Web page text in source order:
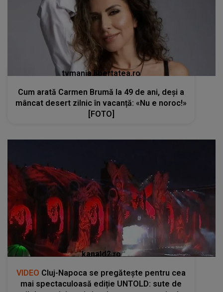
tvmania.libertatea.ro
Cum arată Carmen Brumă la 49 de ani, deși a
mâncat desert zilnic în vacanță: «Nu e noroc!»
[FOTO]
kanald2.ro
VIDEO Cluj-Napoca se pregătește pentru cea
mai spectaculoasă ediție UNTOLD: sute de